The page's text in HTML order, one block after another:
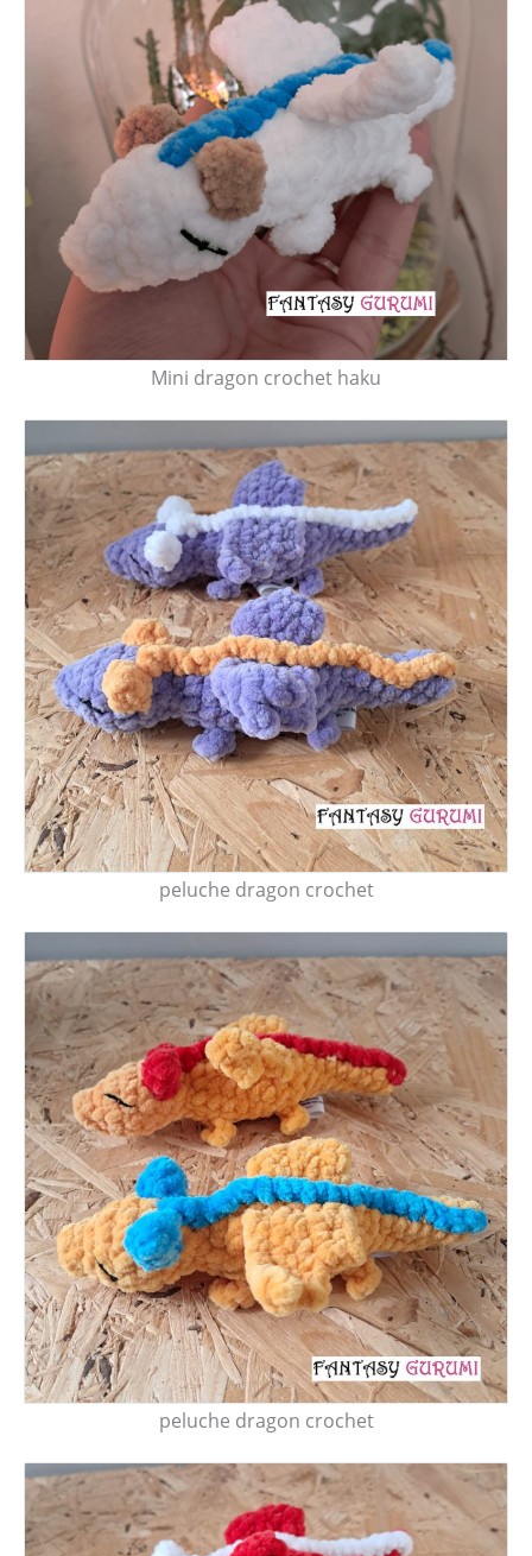
Mini dragon crochet haku
peluche dragon crochet
peluche dragon crochet